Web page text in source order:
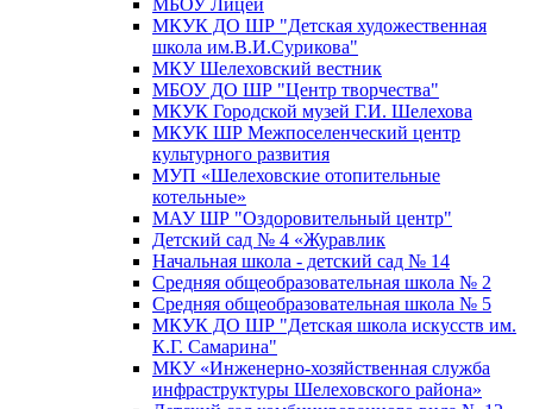
МКУК ДО ШР "Детская художественная
школа им.В.И.Сурикова"
МКУ Шелеховский вестник
МБОУ ДО ШР "Центр творчества"
МКУК Городской музей Г.И. Шелехова
МКУК ШР Межпоселенческий центр
культурного развития
МУП «Шелеховские отопительные
котельные»
МАУ ШР "Оздоровительный центр"
Детский сад № 4 «Журавлик
Начальная школа - детский сад № 14
Средняя общеобразовательная школа № 2
Средняя общеобразовательная школа № 5
МКУК ДО ШР "Детская школа искусств им.
К.Г. Самарина"
МКУ «Инженерно-хозяйственная служба
инфраструктуры Шелеховского района»